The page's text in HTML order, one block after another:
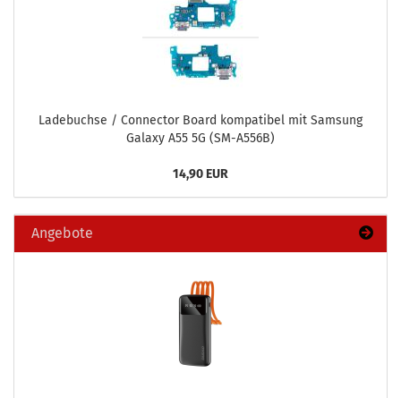
La­de­buch­se / Con­nec­tor Board kom­pa­ti­bel mit Sam­sung
Ga­la­xy A55 5G (SM-​A556B)
14,90 EUR
Angebote